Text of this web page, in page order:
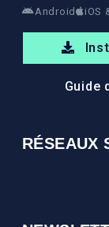
Android
iOS
Guide
RÉSEAUX